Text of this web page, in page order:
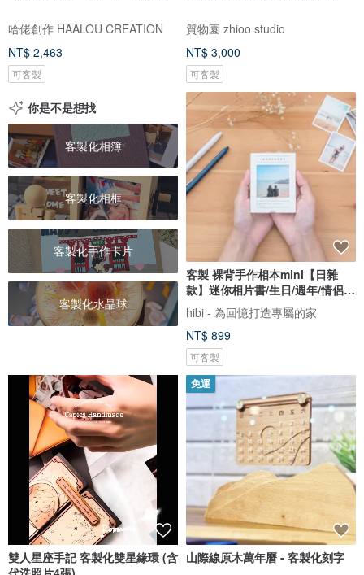
哈佬創作 HAALOU CREATION
NT$ 2,463
可客製
質物園 zhioo studio
NT$ 3,000
可客製
你是不是想找
客製化相簿
客製化相框
客製化手作卡片
客製化水晶球
客製 裸背手作相本mini【日雜
款】迷你相片書/生日/週年/情侶禮
物
hibi - 為回憶打造專屬的家
NT$ 899
可客製
雙人星座手記 客製化雙星緣環 (含
免運
山際線原木萬年曆 - 客製化刻字